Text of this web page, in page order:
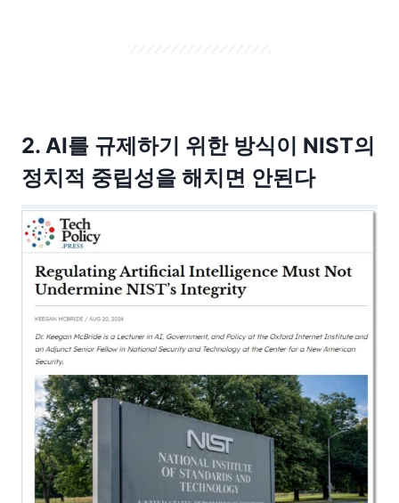
2. AI를 규제하기 위한 방식이 NIST의
정치적 중립성을 해치면 안된다